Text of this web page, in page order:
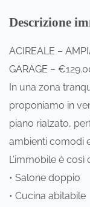
Descrizione
ACIREALE –
GARAGE –
In una zona
proponiamo in
piano rialzato,
ambienti comodi
L’immobile è
• Salone doppio
• Cucina abitabile